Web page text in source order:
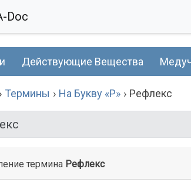
Doc
Действующие Вещества
Термины На Букву «Р» Рефлекс
термина Рефлекс